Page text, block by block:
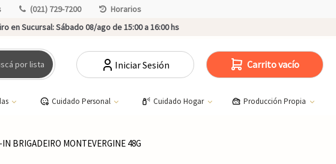
(021) 729-7200
Horarios
en Sucursal:Sábado 08/ago de 15:00 a 16:00 hs
por lista Iniciar Sesión Carrito vacío
Cuidado Personal Cuidado Hogar Producción Propia
BRIGADEIRO MONTEVERGINE 48G